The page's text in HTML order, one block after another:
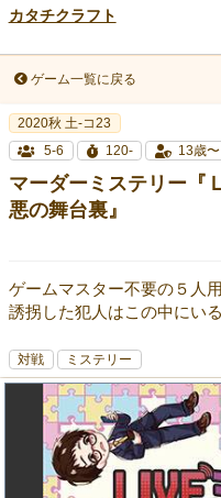
カタチクラフト
ゲーム一覧に戻る
2020秋 土-コ23
5-6
120- 13歳〜
マーダーミステリー
悪の舞台裏』
ゲームマスター不要の５人
誘拐した犯人はこの中にいる
対戦 ミステリー